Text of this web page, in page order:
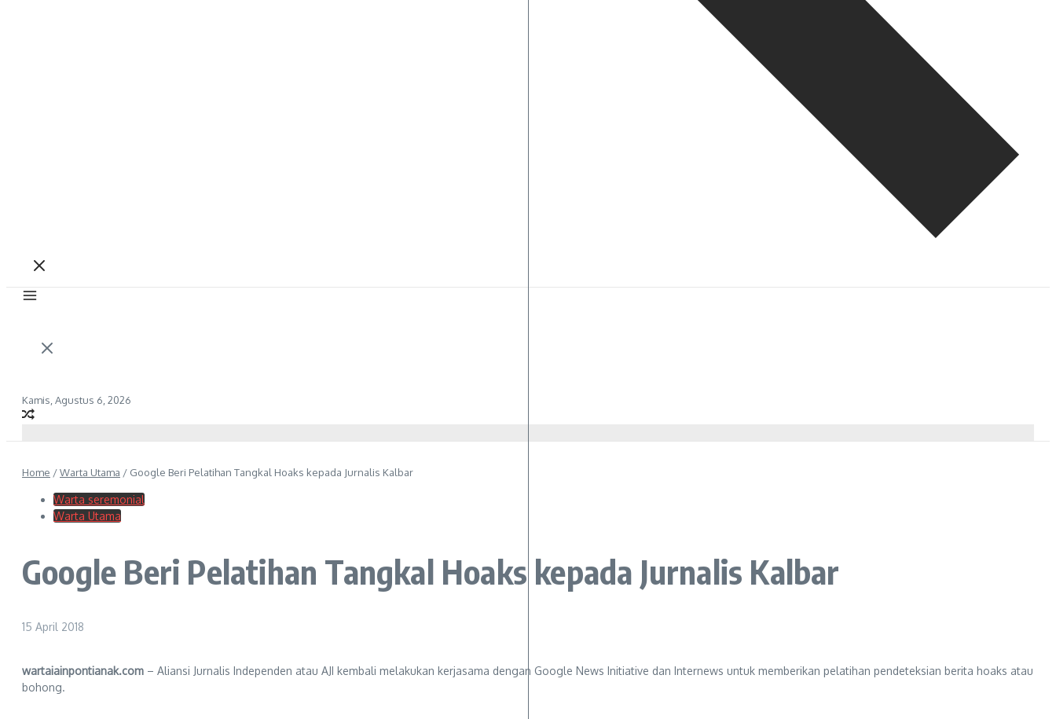
Kamis, Agustus 6, 2026
Home /Warta Utama / Google Beri Pelatihan Tangkal Hoaks kepada Jurnalis Kalbar
Warta seremonial
Warta Utama
Google Beri Pelatihan Tangkal Hoaks kepada Jurnalis Kalbar
15 April 2018
wartaiainpontianak.com – Aliansi Jurnalis Independen atau AJI kembali melakukan kerjasama dengan Google News Initiative dan Internews untuk memberikan pelatihan pendeteksian berita hoaks atau
bohong.